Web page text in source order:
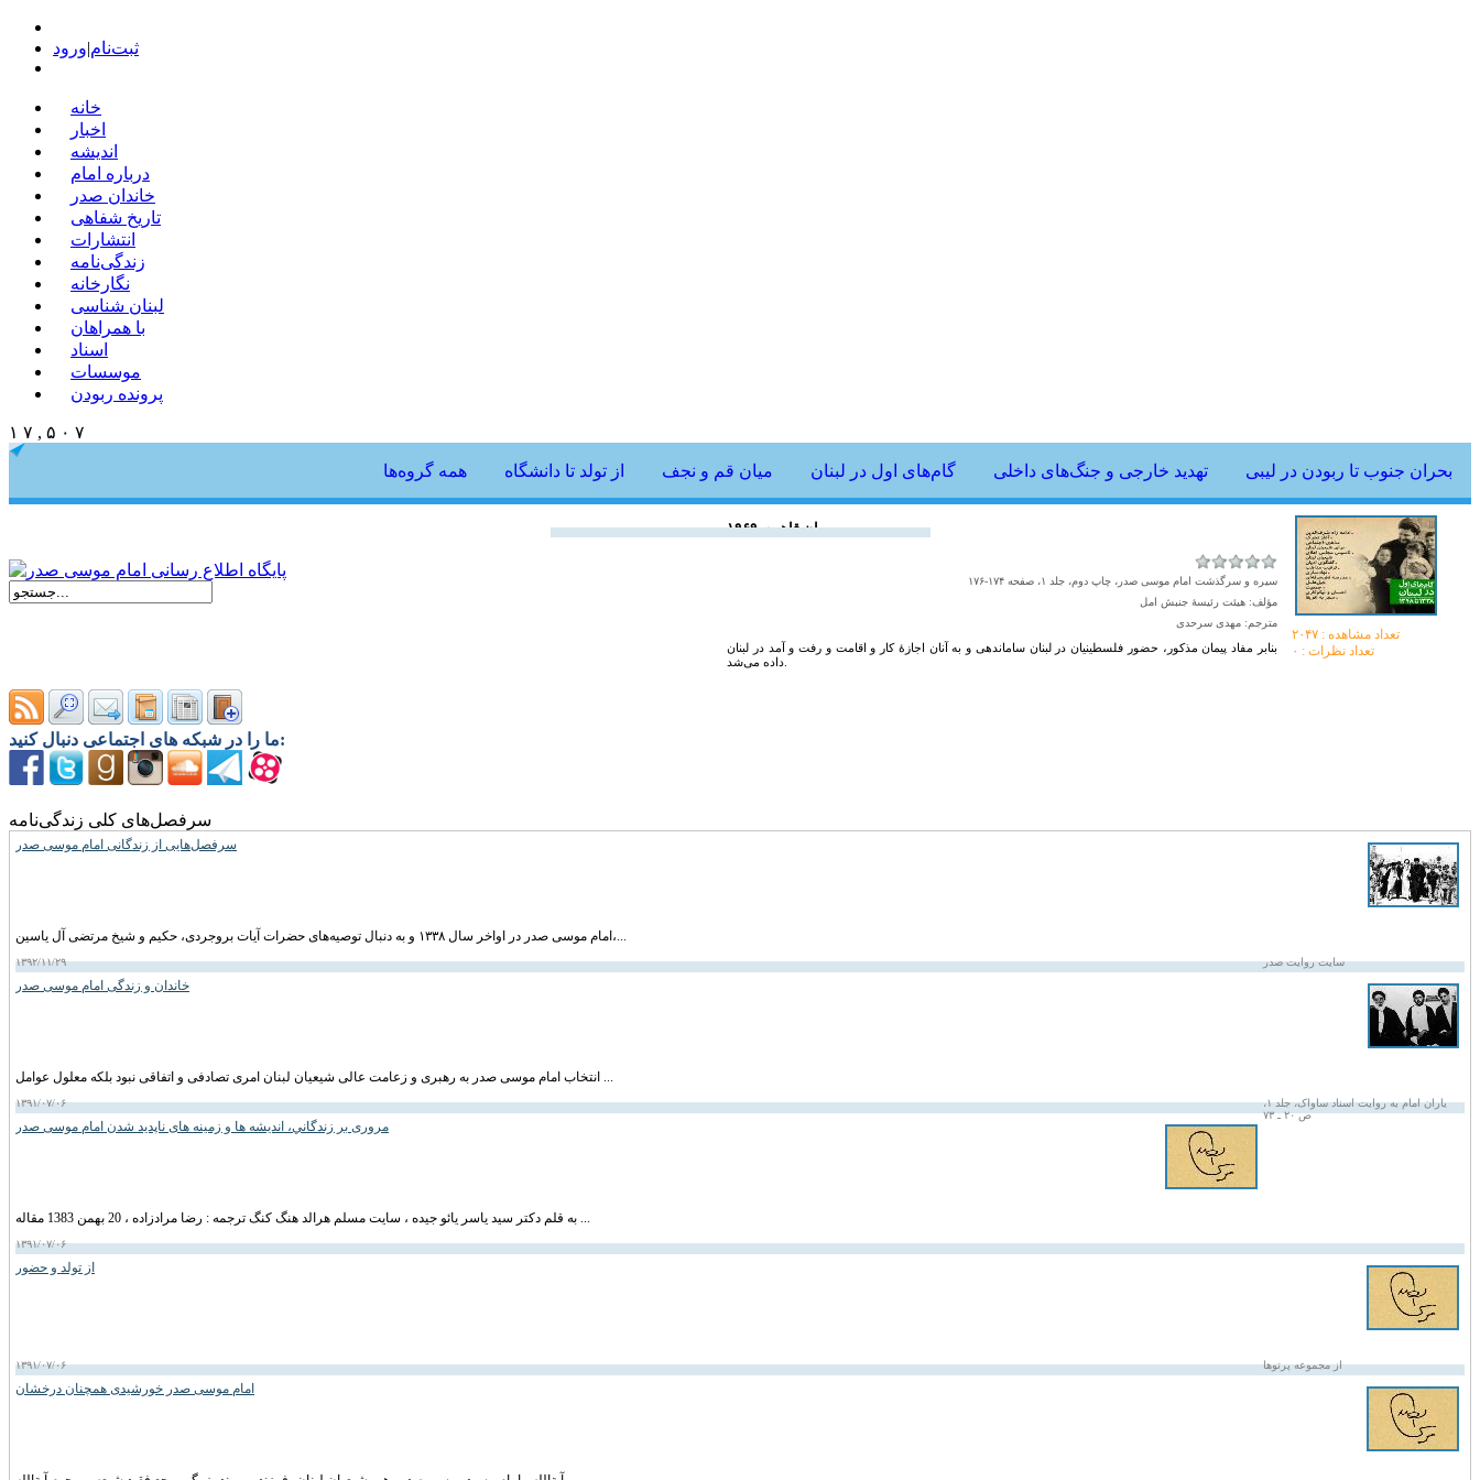
ثبت‌نام|ورود
خانه
اخبار
اندیشه
درباره امام
خاندان صدر
تاریخ شفاهی
انتشارات
زندگی‌نامه
نگارخانه
لبنان شناسی
با همراهان
اسناد
موسسات
پرونده ربودن
۱ ۷ , ۵ ۰ ۷
همه گروه‌ها از تولد تا دانشگاه میان قم و نجف گام‌های اول در لبنان تهدید خارجی و جنگ‌های داخلی بحران جنوب تا ربودن در لیبی
تعداد مشاهده :‌ ۲۰۴۷
تعداد نظرات : ۰
سیره و سرگذشت امام موسی صدر، چاپ دوم، جلد ۱، صفحه ۱۷۴-۱۷۶
مؤلف: هیئت رئیسۀ جنبش امل
مترجم: مهدی سرحدی
بنابر مفاد پیمان مذکور، حضور فلسطینیان در لبنان ساماندهی و به آنان اجازۀ کار و اقامت و رفت و آمد در لبنان
ما را در شبکه های اجتماعی دنبال کنید:
سرفصل‌های کلی زندگی‌نامه
سرفصل‌هایی از زندگانی امام موسی صدر
امام موسی صدر در اواخر سال ۱۳۳۸ و به دنبال توصیه‌های حضرات آیات بروجردی، حکیم و شیخ مرتضی آل یاسین،...
سایت روایت صدر ۱۳۹۲/۱۱/۲۹
خاندان و زندگی امام موسى صدر
انتخاب امام موسی صدر به رهبری و زعامت عالی شیعیان لبنان امری تصادفی و اتفاقی نبود بلکه معلول عوامل ...
یاران امام به روایت اسناد ساواک، جلد ۱،
ص ۲۰ ـ ۷۳
۱۳۹۱/۰۷/۰۶
مروری بر زندگاني، انديشه ها و زمينه های ناپديد شدن امام موسی صدر
به قلم دکتر سید یاسر یائو جیده ، سایت مسلم هرالد هنگ كنگ ترجمه : رضا مرادزاده ، 20 بهمن 1383 مقاله ...
۱۳۹۱/۰۷/۰۶
از تولد و حضور
از مجموعه پرتوها ۱۳۹۱/۰۷/۰۶
امام موسی صدر خورشیدی همچنان درخشان